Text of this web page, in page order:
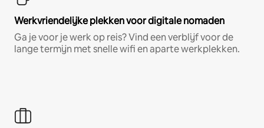
Werkvriendelijke plekken voor digitale nomaden
Ga je voor je werk op reis? Vind een verblijf voor de
lange termijn met snelle wifi en aparte werkplekken.